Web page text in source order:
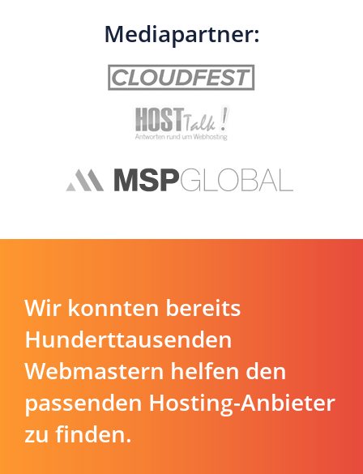
Mediapartner:
Wir konnten bereits
Hunderttausenden
Webmastern helfen den
passenden Hosting-Anbieter
zu finden.